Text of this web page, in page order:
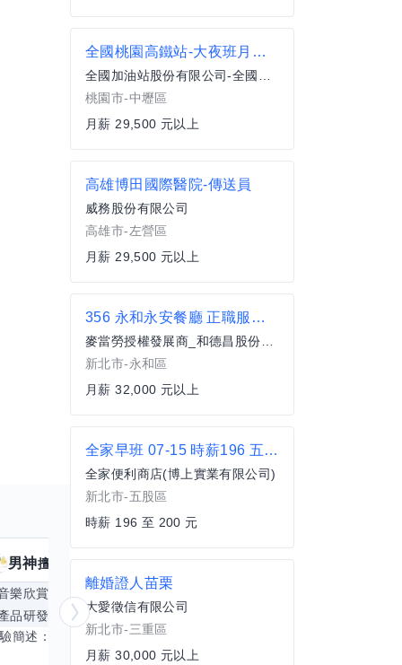
男神擅長
樂欣賞 顧問服務
遊戲設計
品研發
跨部門協作
更多
全國桃園高鐵站-大夜班月薪人員
全國加油站股份有限公司-全國中壢加油站
桃園市-中壢區
月薪 29,500 元以上
高雄博田國際醫院-傳送員
威務股份有限公司
高雄市-左營區
月薪 29,500 元以上
356 永和永安餐廳 正職服務員(全職)
麥當勞授權發展商_和德昌股份有限公司
新北市-永和區
月薪 32,000 元以上
全家早班 07-15 時薪196 五股五權
全家便利商店(博上實業有限公司)
新北市-五股區
時薪 196 至 200 元
離婚證人苗栗
大愛徵信有限公司
新北市-三重區
月薪 30,000 元以上